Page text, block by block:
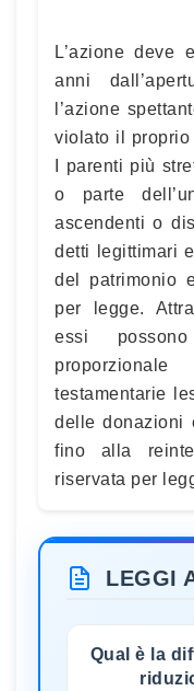
L’azione deve
anni
l’azione
violato il
I parenti più
o parte
ascendenti o
detti legittimari
del patrimonio
per legge.
essi
testamentarie
delle donazioni
fino alla
riservata per
LEGGI
Qual è la